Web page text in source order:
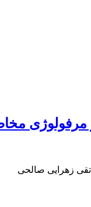
زهرایی صالحی